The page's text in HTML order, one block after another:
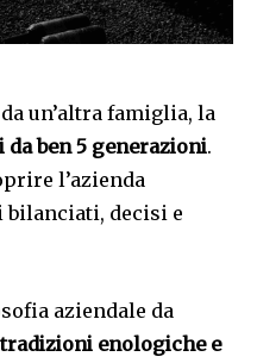
da un’altra famiglia, la
ben 5 generazioni.
l’azienda
decisi e
aziendale da
tradizioni enologiche e